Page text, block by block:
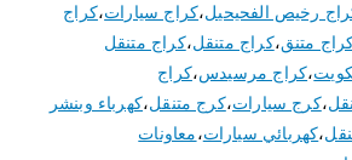
رخيص الفحيحيل،كراج سيارات،كراج
متنق،كراج متنقل،كراج متنقل
،كراج مرسيدس،كراج
،كرج سيارات،كرج متنقل،كهرباء وبنشر
،كهربائي سيارات،معاونات